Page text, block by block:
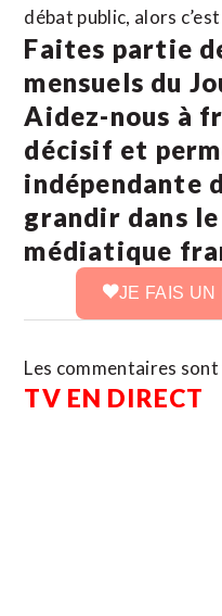
débat public, alors
Faites partie
mensuels du
Aidez-nous à
décisif et
indépendante
grandir dans
médiatique
JE FAIS UN
Les commentaires
TV EN DIRECT